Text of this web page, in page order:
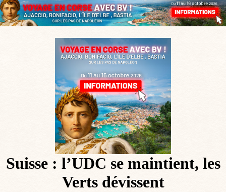
Suisse : l’UDC se maintient, les
Verts dévissent